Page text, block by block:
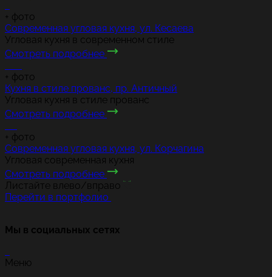
+ фото
Современная угловая кухня, ул. Кесаева
Угловая кухня в современном стиле
Смотреть подробнее
+ фото
Кухня в стиле прованс, пр. Античный
Угловая кухня в стиле прованс
Смотреть подробнее
+ фото
Современная угловая кухня, ул. Корчагина
Угловая современная кухня
Смотреть подробнее
Листайте влево/вправо
Перейти в портфолио
Мы в социальных сетях
Меню